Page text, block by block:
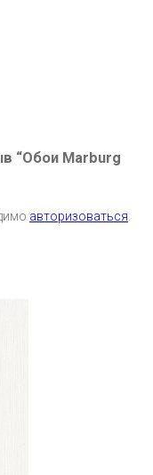
“Обои Marburg
авторизоваться